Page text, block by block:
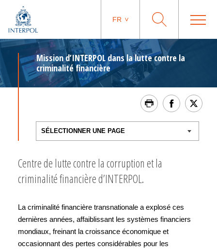
FR
Mission d’INTERPOL dans la lutte contre la
criminalité financière
Centre de lutte contre la corruption et la
criminalité financière d’INTERPOL.
La criminalité financière transnationale a explosé ces
dernières années, affaiblissant les systèmes financiers
mondiaux, freinant la croissance économique et
occasionnant des pertes considérables pour les